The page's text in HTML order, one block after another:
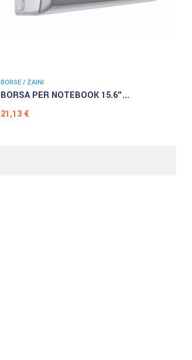
BORSE / ZAINI
BORSA PER NOTEBOOK 15.6"...
Prezzo
21,13 €